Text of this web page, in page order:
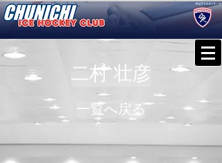
二村 壮彦
一覧へ戻る